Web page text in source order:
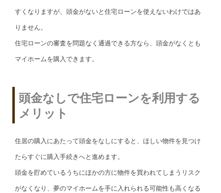
すくなりますが、頭金がないと住宅ローンを使えないわけではあ
りません。
住宅ローンの審査を問題なく通過できる方なら、頭金がなくとも
マイホームを購入できます。
頭金なしで住宅ローンを利用する
メリット
住居の購入にあたって頭金をなしにすると、ほしい物件を見つけ
たらすぐに購入手続きへと進めます。
頭金を貯めているうちにほかの方に物件を買われてしまうリスク
がなくなり、夢のマイホームを手に入れられる可能性も高くなる